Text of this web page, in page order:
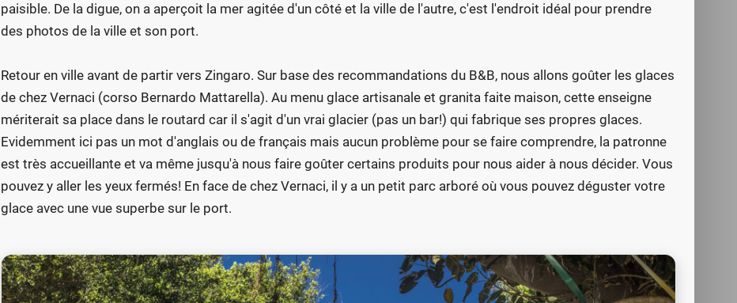
paisible. De la digue, on a aperçoit la mer agitée d'un côté et la ville de l'autre, c'est l'endroit idéal pour prendre
des photos de la ville et son port.
Retour en ville avant de partir vers Zingaro. Sur base des recommandations du B&B, nous allons goûter les glaces
de chez Vernaci (corso Bernardo Mattarella). Au menu glace artisanale et granita faite maison, cette enseigne
mériterait sa place dans le routard car il s'agit d'un vrai glacier (pas un bar!) qui fabrique ses propres glaces.
Evidemment ici pas un mot d'anglais ou de français mais aucun problème pour se faire comprendre, la patronne
est très accueillante et va même jusqu'à nous faire goûter certains produits pour nous aider à nous décider. Vous
pouvez y aller les yeux fermés! En face de chez Vernaci, il y a un petit parc arboré où vous pouvez déguster votre
glace avec une vue superbe sur le port.